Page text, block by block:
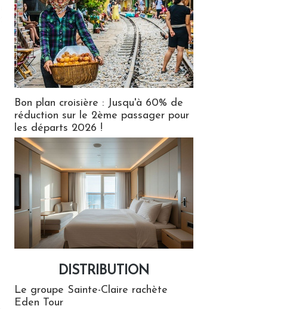
Bon plan croisière : Jusqu'à 60% de
réduction sur le 2ème passager pour
les départs 2026 !
DISTRIBUTION
Le groupe Sainte-Claire rachète
Eden Tour